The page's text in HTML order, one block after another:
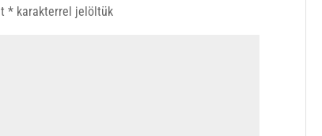
* karakterrel jelöltük